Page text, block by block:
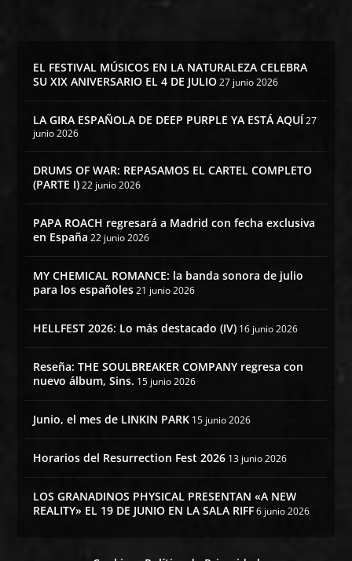
EL FESTIVAL MÚSICOS EN LA NATURALEZA CELEBRA
SU XIX ANIVERSARIO EL 4 DE JULIO 27 junio 2026
LA GIRA ESPAÑOLA DE DEEP PURPLE YA ESTÁ AQUÍ27
junio 2026
DRUMS OF WAR: REPASAMOS EL CARTEL COMPLETO
(PARTE I) 22 junio 2026
PAPA ROACH regresará a Madrid con fecha exclusiva
en España 22 junio 2026
MY CHEMICAL ROMANCE: la banda sonora de julio
para los españoles 21 junio 2026
HELLFEST 2026: Lo más destacado (IV) 16 junio 2026
Reseña: THE SOULBREAKER COMPANY regresa con
nuevo álbum, Sins. 15 junio 2026
Junio, el mes de LINKIN PARK 15 junio 2026
Horarios del Resurrection Fest 2026 13 junio 2026
LOS GRANADINOS PHYSICAL PRESENTAN «A NEW
REALITY» EL 19 DE JUNIO EN LA SALA RIFF 6 junio 2026